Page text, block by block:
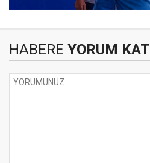
HABERE YORUM KAT